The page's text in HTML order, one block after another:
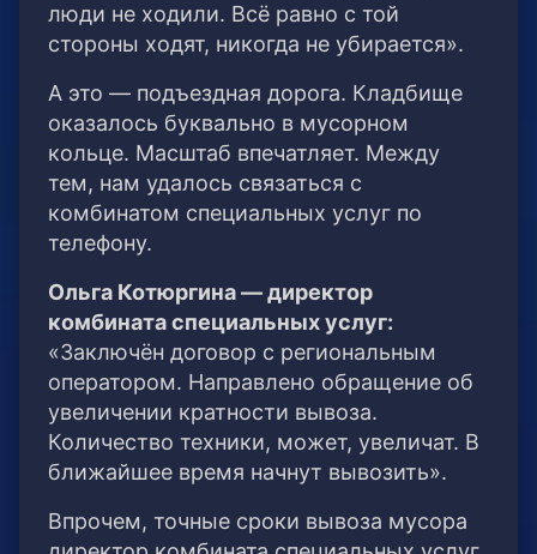
люди не ходили. Всё равно с той
стороны ходят, никогда не убирается».
А это — подъездная дорога. Кладбище
оказалось буквально в мусорном
кольце. Масштаб впечатляет. Между
тем, нам удалось связаться с
комбинатом специальных услуг по
телефону.
Ольга Котюргина — директор
комбината специальных услуг:
«Заключён договор с региональным
оператором. Направлено обращение об
увеличении кратности вывоза.
Количество техники, может, увеличат. В
ближайшее время начнут вывозить».
Впрочем, точные сроки вывоза мусора